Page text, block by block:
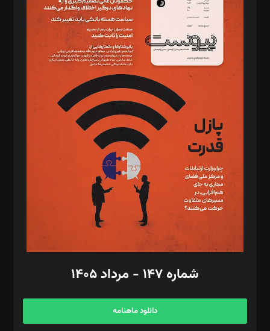
دبیر تحریریه: میثم قاسمی
د‌بیر ناداستان: سمانه سمیع
د‌بیر خدمت و تجارت: ابوالفضل رجبی
د‌بیر حقوق فناوری: حسام‌الدین ایپکچی
د‌بیر پیوست جهان: مینا پاکدل
د‌بیر تحریریه آنلاین: بابک نقاش
تحریریه‌: مجتبی محمود‌ی، آرش برهمند، یسنا امان‌پور، سروش کرمیان،
مصطفی مسجدی آرانی، ابوالفضل رجبی، زهرا فکرانه، فائزه فتحی
رستمی،مصطفی باستان
ویرایش: نگار استاد‌‌آقا
طراح یونیفرم: مجید توکلی
فیلمبرداری و عکاسی: امیر شفیعی، مانی لطفی زاده
گرافیک و صفحه‌آرایی: سید‌سبحان‌علی ثابت
مد‌یر توسعه تجاری: کامبیز برید‌
امور مالی: شاپور رهبری، محمد‌ کاظمی‌نیا
آگهی و مشترکین: ۰۹۱۹۹۹۹۰۴۵۴
شماره ۱۴۷ - مرداد ۱۴۰۵
دانلود ماهنامه